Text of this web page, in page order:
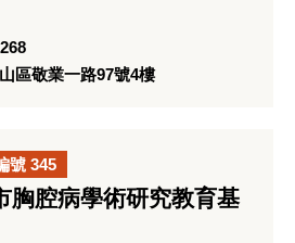
區敬業一路97號4樓
號 345
胸腔病學術研究教育基